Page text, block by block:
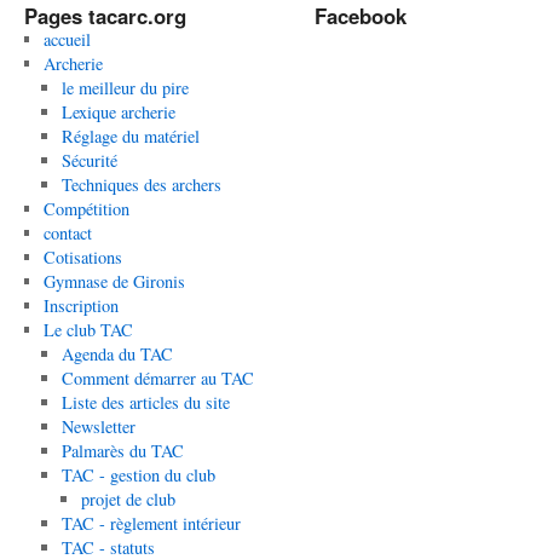
Pages tacarc.org
accueil
Archerie
le meilleur du pire
Lexique archerie
Réglage du matériel
Sécurité
Techniques des archers
Compétition
contact
Cotisations
Gymnase de Gironis
Inscription
Le club TAC
Agenda du TAC
Comment démarrer au TAC
Liste des articles du site
Newsletter
Palmarès du TAC
TAC - gestion du club
projet de club
TAC - règlement intérieur
TAC - statuts
Facebook